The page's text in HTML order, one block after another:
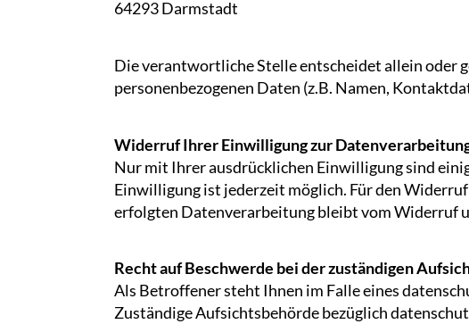
64293 Darmstadt
Die verantwortliche Stelle entscheidet allein oder
personenbezogenen Daten (z.B. Namen,
Widerruf Ihrer Einwilligung zur
Nur mit Ihrer ausdrücklichen Einwilligung sind
Einwilligung ist jederzeit möglich. Für den
erfolgten Datenverarbeitung bleibt vom Widerruf
Recht auf Beschwerde bei der zuständigen
Als Betroffener steht Ihnen im Falle eines
Zuständige Aufsichtsbehörde bezüglich